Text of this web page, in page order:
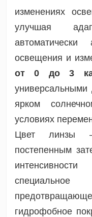
изменениях
улучшая
освещения и
от 0 до 3
универсальными
ярком
условиях
Цвет линзы
постепенным
гидрофобное